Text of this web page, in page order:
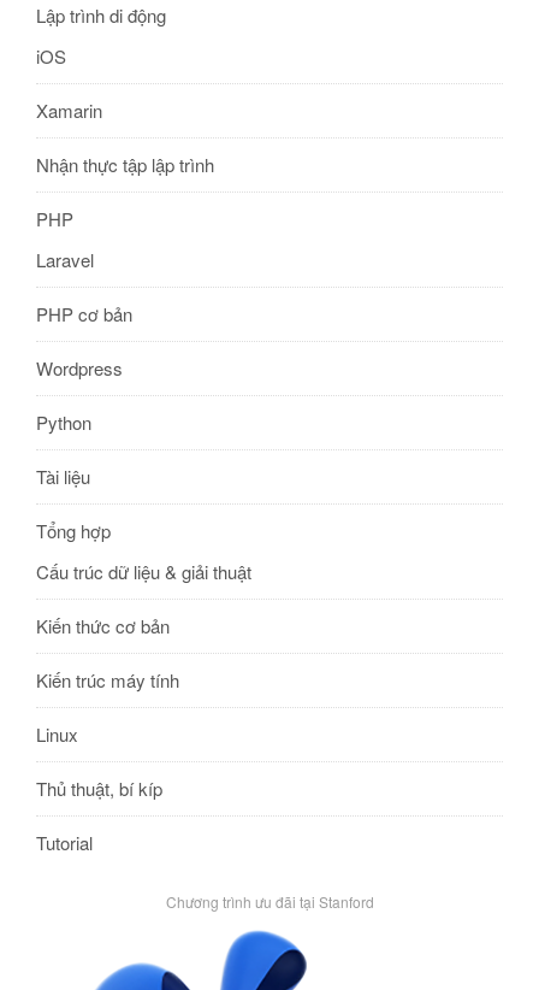
Lập trình di động
iOS
Xamarin
Nhận thực tập lập trình
PHP
Laravel
PHP cơ bản
Wordpress
Python
Tài liệu
Tổng hợp
Cấu trúc dữ liệu & giải thuật
Kiến thức cơ bản
Kiến trúc máy tính
Linux
Thủ thuật, bí kíp
Tutorial
Chương trình ưu đãi tại Stanford